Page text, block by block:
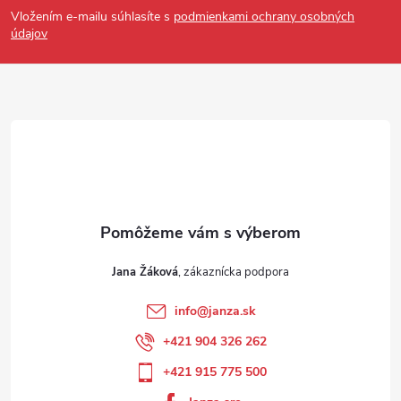
Vložením e-mailu súhlasíte s podmienkami ochrany osobných
údajov
Jana Žáková
info@janza.sk
+421 904 326 262
+421 915 775 500